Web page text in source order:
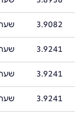
3.9082 שער
3.9241 שער
3.9241 שער
3.9241 שער